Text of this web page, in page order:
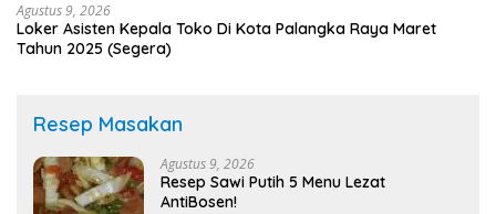
Agustus 9, 2026
Loker Asisten Kepala Toko Di Kota Palangka Raya Maret
Tahun 2025 (Segera)
Resep Masakan
Agustus 9, 2026
Resep Sawi Putih 5 Menu Lezat
AntiBosen!